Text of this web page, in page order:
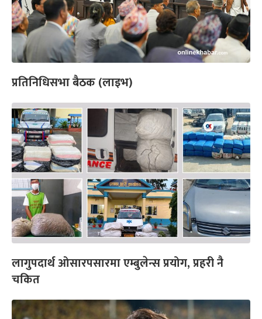
प्रतिनिधिसभा बैठक (लाइभ)
लागुपदार्थ ओसारपसारमा एम्बुलेन्स प्रयोग, प्रहरी नै
चकित